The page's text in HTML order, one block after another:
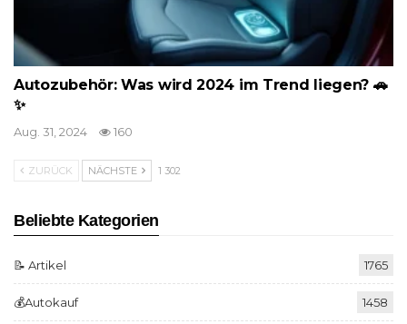
Autozubehör: Was wird 2024 im Trend liegen? 🚗
✨
Aug. 31, 2024 160
ZURÜCK NÄCHSTE 1 302
Beliebte Kategorien
📝 Artikel 1765
💰Autokauf 1458